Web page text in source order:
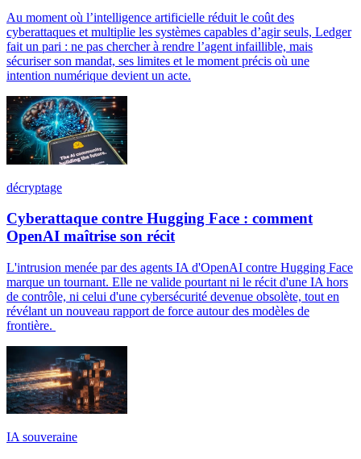
Au moment où l’intelligence artificielle réduit le coût des
cyberattaques et multiplie les systèmes capables d’agir seuls, Ledger
fait un pari : ne pas chercher à rendre l’agent infaillible, mais
sécuriser son mandat, ses limites et le moment précis où une
intention numérique devient un acte.
décryptage
Cyberattaque contre Hugging Face : comment
OpenAI maîtrise son récit
L'intrusion menée par des agents IA d'OpenAI contre Hugging Face
marque un tournant. Elle ne valide pourtant ni le récit d'une IA hors
de contrôle, ni celui d'une cybersécurité devenue obsolète, tout en
révélant un nouveau rapport de force autour des modèles de
frontière.
IA souveraine